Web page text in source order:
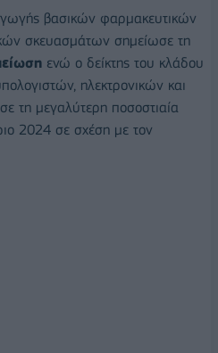
βασικών φαρμακευτικών
σκευασμάτων σημείωσε τη
ενώ ο δείκτης του κλάδου
ηλεκτρονικών και
τη μεγαλύτερη ποσοστιαία
2024 σε σχέση με τον